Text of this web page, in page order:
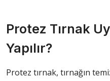
Protez Tırnak
Yapılır?
Protez tırnak, tırnağın